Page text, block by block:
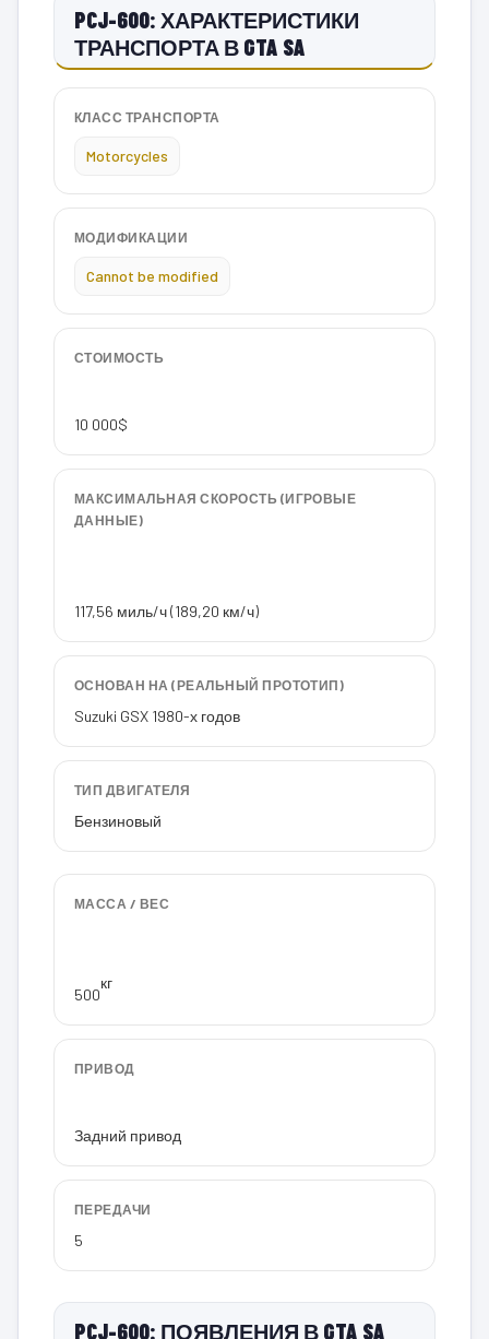
PCJ-600: ХАРАКТЕРИСТИКИ
ТРАНСПОРТА В GTA SA
КЛАСС ТРАНСПОРТА
Motorcycles
МОДИФИКАЦИИ
Cannot be modified
СТОИМОСТЬ
10 000$
МАКСИМАЛЬНАЯ СКОРОСТЬ (ИГРОВЫЕ
ДАННЫЕ)
117,56 миль/ч (189,20 км/ч)
ОСНОВАН НА (РЕАЛЬНЫЙ ПРОТОТИП)
Suzuki GSX 1980-х годов
ТИП ДВИГАТЕЛЯ
Бензиновый
МАССА / ВЕС
500
кг
ПРИВОД
Задний привод
ПЕРЕДАЧИ
5
PCJ-600: ПОЯВЛЕНИЯ В GTA SA